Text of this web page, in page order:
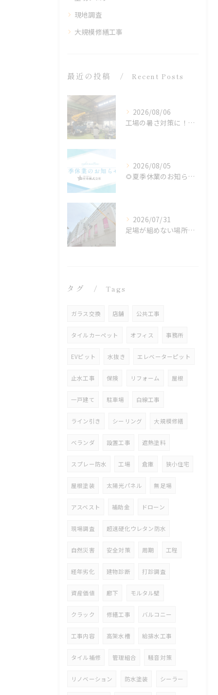
現地調査
大規模修繕工事
最近の投稿 Recent Posts
2026/08/06
工場の暑さ対策に！遮熱塗料「アドクールAQUA」施工前の温度測定を設置
2026/08/05
🌻夏季休業のお知らせ🌻
2026/07/31
足場が組めない場所でも施工可能！ロープアクセス工法の特徴と対応できる工事
タグ Tags
ガラス交換 店舗 公共工事
タイルカーペット オフィス 事務所
EVピット 水抜き エレベーターピット
止水工事 保険 リフォーム 屋根
一戸建て 駐車場 白線工事
ライン引き シーリング 大規模修繕
ベランダ 設置工事 遮熱塗料
スプレー防水 工場 倉庫 狭小住宅
屋根塗装 太陽光パネル 無足場
アスベスト 補助金 ドローン
現場調査 超速硬化ウレタン防水
自然災害 安全対策 周期 工程
経年劣化 建物診断 打診調査
資産価値 廊下 モルタル壁
クラック 修繕工事 バルコニー
工事内容 高架水槽 給排水工事
タイル補修 管理組合 騒音対策
リノベーション 防水塗装 シーラー